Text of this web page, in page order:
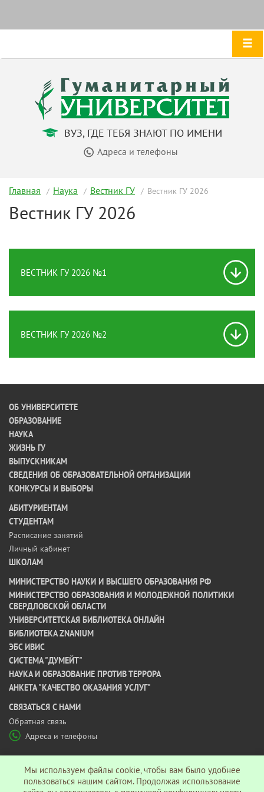
ВУЗ, ГДЕ ТЕБЯ ЗНАЮТ ПО ИМЕНИ
Адреса и телефоны
Главная Наука Вестник ГУ Вестник ГУ 2026
Вестник ГУ 2026
ВЕСТНИК ГУ 2026 №1
ВЕСТНИК ГУ 2026 №2
ОБ УНИВЕРСИТЕТЕ
ОБРАЗОВАНИЕ
НАУКА
ЖИЗНЬ ГУ
ВЫПУСКНИКАМ
СВЕДЕНИЯ ОБ ОБРАЗОВАТЕЛЬНОЙ ОРГАНИЗАЦИИ
КОНКУРСЫ И ВЫБОРЫ
АБИТУРИЕНТАМ
СТУДЕНТАМ
Расписание занятий
Личный кабинет
ШКОЛАМ
МИНИСТЕРСТВО НАУКИ И ВЫСШЕГО ОБРАЗОВАНИЯ РФ
МИНИСТЕРСТВО ОБРАЗОВАНИЯ И МОЛОДЕЖНОЙ ПОЛИТИКИ
СВЕРДЛОВСКОЙ ОБЛАСТИ
УНИВЕРСИТЕТСКАЯ БИБЛИОТЕКА ОНЛАЙН
БИБЛИОТЕКА ZNANIUM
ЭБС ИВИС
СИСТЕМА "ДУМЕЙТ"
НАУКА И ОБРАЗОВАНИЕ ПРОТИВ ТЕРРОРА
АНКЕТА "КАЧЕСТВО ОКАЗАНИЯ УСЛУГ"
CВЯЗАТЬСЯ С НАМИ
Обратная связь
Адреса и телефоны
Мы используем файлы cookie, чтобы вам было удобнее
пользоваться нашим сайтом. Продолжая использование